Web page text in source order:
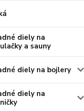
diely na
a sauny
diely na bojlery
diely na